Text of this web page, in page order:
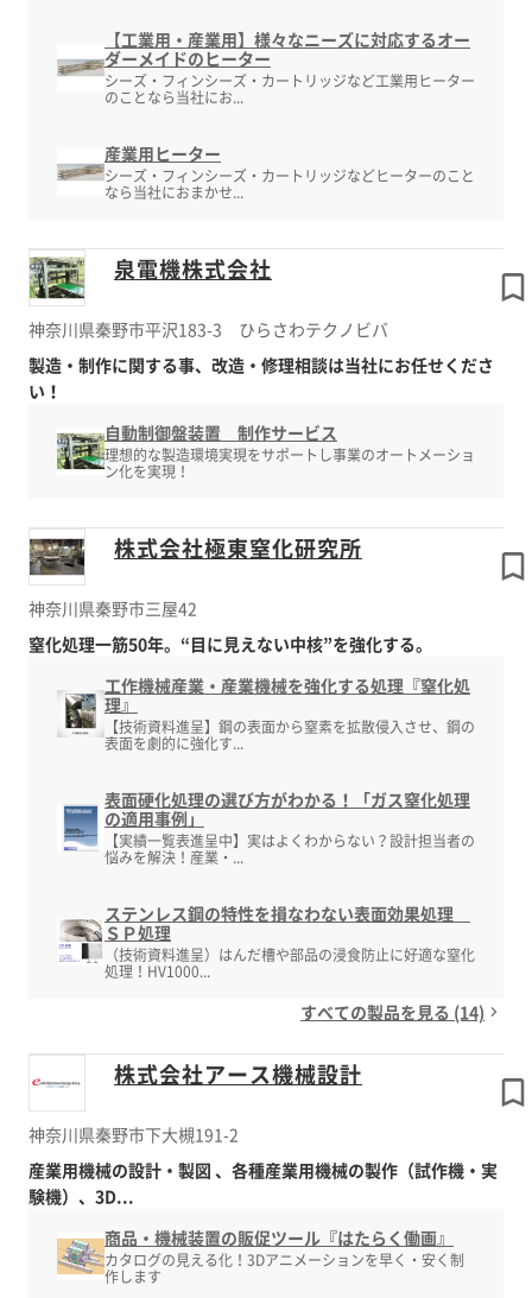
【工業用・産業用】様々なニーズに対応するオー
ダーメイドのヒーター
シーズ・フィンシーズ・カートリッジなど工業用ヒーター
のことなら当社にお...
産業用ヒーター
シーズ・フィンシーズ・カートリッジなどヒーターのこと
なら当社におまかせ...
泉電機株式会社
神奈川県秦野市平沢183-3 ひらさわテクノビバ
製造・制作に関する事、改造・修理相談は当社にお任せくださ
い！
自動制御盤装置 制作サービス
理想的な製造環境実現をサポートし事業のオートメーショ
ン化を実現！
株式会社極東窒化研究所
神奈川県秦野市三屋42
窒化処理一筋50年。“目に見えない中核”を強化する。
工作機械産業・産業機械を強化する処理『窒化処
理』
【技術資料進呈】鋼の表面から窒素を拡散侵入させ、鋼の
表面を劇的に強化す...
表面硬化処理の選び方がわかる！「ガス窒化処理
の適用事例」
【実績一覧表進呈中】実はよくわからない？設計担当者の
悩みを解決！産業・...
ステンレス鋼の特性を損なわない表面効果処理
ＳＰ処理
（技術資料進呈）はんだ槽や部品の浸食防止に好適な窒化
処理！HV1000...
すべての製品を見る (14)
株式会社アース機械設計
神奈川県秦野市下大槻191-2
産業用機械の設計・製図 、各種産業用機械の製作（試作機・実
験機）、3D...
商品・機械装置の販促ツール『はたらく働画』
カタログの見える化！3Dアニメーションを早く・安く制
作します